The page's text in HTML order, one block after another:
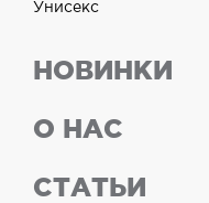
Унисекс
НОВИНКИ
О НАС
СТАТЬИ